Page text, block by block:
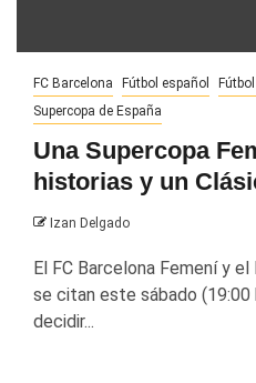
FC Barcelona Fútbol español
Supercopa de España
Una Supercopa
historias y un
Izan Delgado
El FC Barcelona Femení y
se citan este sábado (19:00
decidir...